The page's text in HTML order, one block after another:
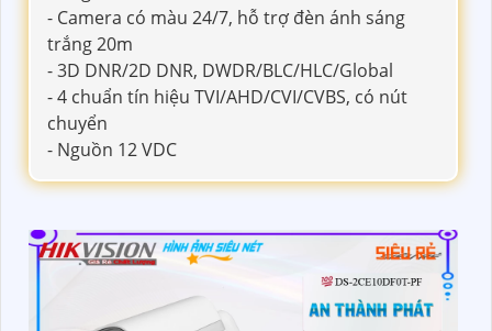
- Camera có màu 24/7, hỗ trợ đèn ánh sáng
trắng 20m
- 3D DNR/2D DNR, DWDR/BLC/HLC/Global
- 4 chuẩn tín hiệu TVI/AHD/CVI/CVBS, có nút
chuyển
- Nguồn 12 VDC